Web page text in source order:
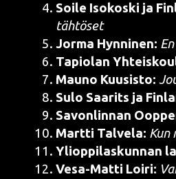
Soi­le Iso­kos­ki ja
tähtöset
Jor­ma Hyn­ni­nen:
Tapio­lan
Mau­no Kuusis­to:
Sulo Saa­rits ja
Savon­lin­nan
Mart­ti Tal­ve­la: Kun
Yli­op­pi­las­kun­nan
Vesa-Mat­ti Loi­ri: